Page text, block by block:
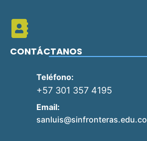
CONTÁCTANOS
Teléfono:
+57 301 357 4195
Email:
sanluis@sinfronteras.edu.co